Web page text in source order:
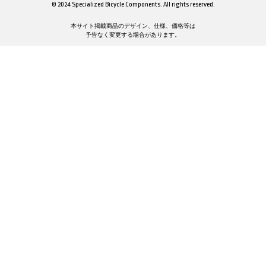
© 2024 Specialized Bicycle Components. All rights reserved.
本サイト掲載商品のデザイン、仕様、価格等は
予告なく変更する場合があります。